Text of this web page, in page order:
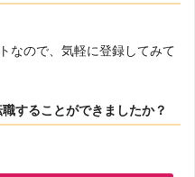
なので、気軽に登録してみて
することができましたか？